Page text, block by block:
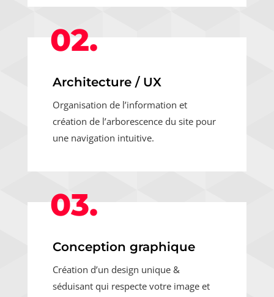
02.
Architecture / UX
Organisation de l’information et
création de l’arborescence du site pour
une navigation intuitive.
03.
Conception graphique
Création d’un design unique &
séduisant qui respecte votre image et